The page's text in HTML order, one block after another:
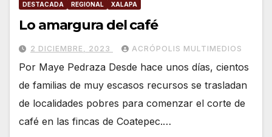
DESTACADA REGIONAL XALAPA
Lo amargura del café
2 DICIEMBRE, 2023 ACRÓPOLIS MULTIMEDIOS
Por Maye Pedraza Desde hace unos días, cientos
de familias de muy escasos recursos se trasladan
de localidades pobres para comenzar el corte de
café en las fincas de Coatepec.…